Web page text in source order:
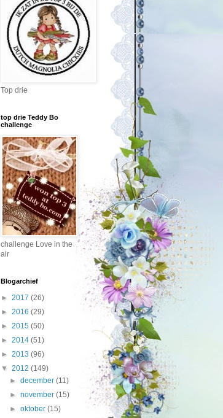
Top drie
top drie Teddy Bo
challenge
challenge Love in the
air
Blogarchief
► 2017 (26)
► 2016 (29)
► 2015 (50)
► 2014 (51)
► 2013 (96)
▼ 2012 (149)
►december(11)
►november(15)
►oktober(15)